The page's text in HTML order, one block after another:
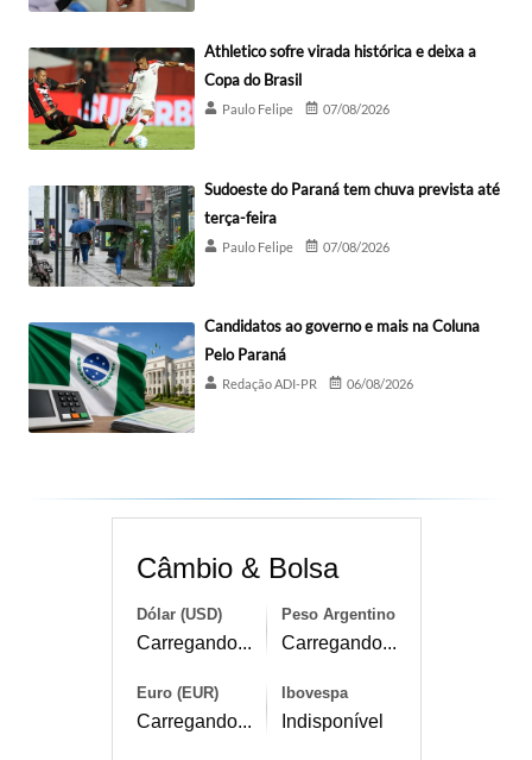
Athletico sofre virada histórica e deixa a
Copa do Brasil
Paulo Felipe 07/08/2026
Sudoeste do Paraná tem chuva prevista até
terça-feira
Paulo Felipe 07/08/2026
Candidatos ao governo e mais na Coluna
Pelo Paraná
Redação ADI-PR 06/08/2026
Câmbio & Bolsa
Dólar (USD)
Carregando...
Peso Argentino
Carregando...
Euro (EUR)
Carregando...
Ibovespa
Indisponível